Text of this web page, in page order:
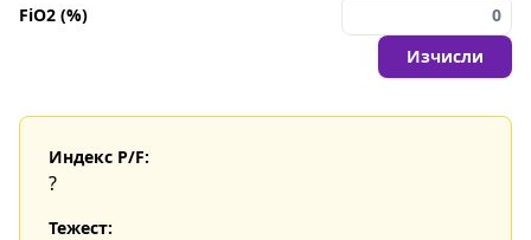
FiO2 (%)
Изчисли
Индекс P/F:
?
Тежест: